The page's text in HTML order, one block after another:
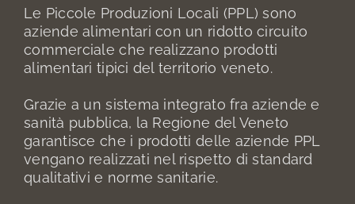
Le Piccole Produzioni Locali (PPL) sono
aziende alimentari con un ridotto circuito
commerciale che realizzano prodotti
alimentari tipici del territorio veneto.
Grazie a un sistema integrato fra aziende e
sanità pubblica, la Regione del Veneto
garantisce che i prodotti delle aziende PPL
vengano realizzati nel rispetto di standard
qualitativi e norme sanitarie.